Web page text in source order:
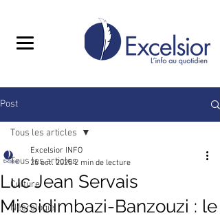
Post
Tous les articles
Culture
Nécrologie
Tous les articles
Luc Jean Servais
Missidimbazi-Banzouzi : le
Excelsior INFO
26 oct. 2025 2 min de lecture